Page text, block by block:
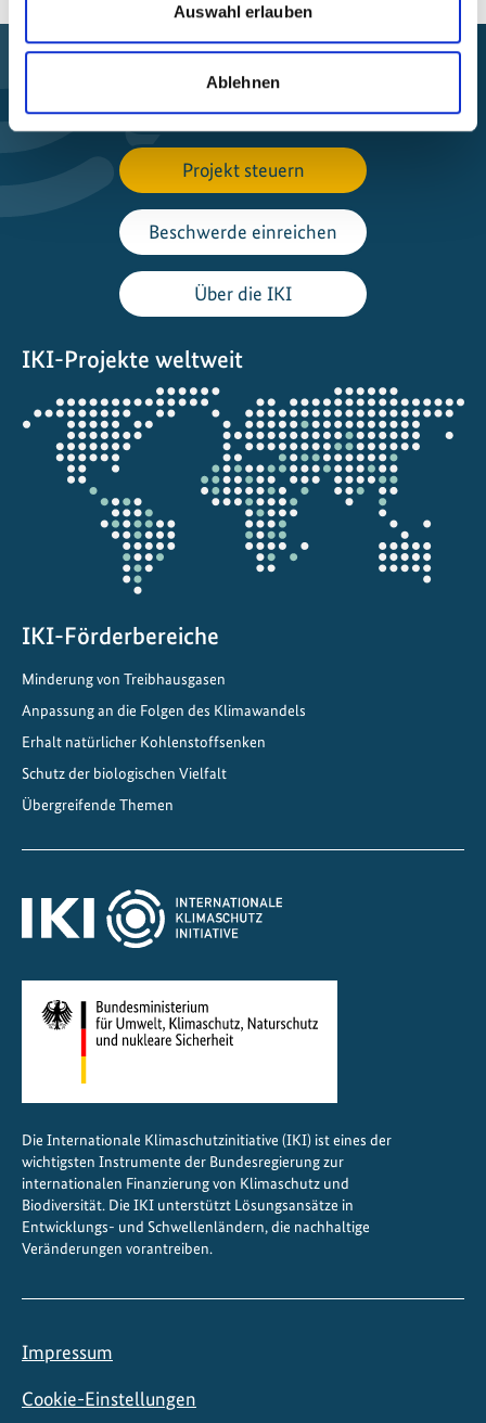
Auswahl erlauben
Ablehnen
Förderung finden
Projekt steuern
Beschwerde einreichen
Über die IKI
IKI-Projekte weltweit
Öffnet
die
Projektkarte
IKI-Förderbereiche
Minderung von Treibhausgasen
Anpassung an die Folgen des Klimawandels
Erhalt natürlicher Kohlenstoffsenken
Schutz der biologischen Vielfalt
Übergreifende Themen
Die Internationale Klimaschutzinitiative (IKI) ist eines der
wichtigsten Instrumente der Bundesregierung zur
internationalen Finanzierung von Klimaschutz und
Biodiversität. Die IKI unterstützt Lösungsansätze in
Entwicklungs- und Schwellenländern, die nachhaltige
Veränderungen vorantreiben.
Impressum
Cookie-Einstellungen